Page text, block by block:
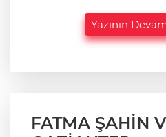
Yazının
FATMA ŞAHİN